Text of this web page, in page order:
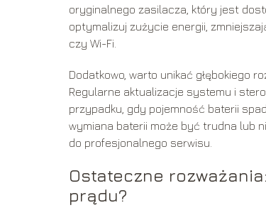
oryginalnego zasilacza, który jest
optymalizuj zużycie energii,
czy Wi-Fi.
Dodatkowo, warto unikać głębokiego
Regularne aktualizacje systemu i
przypadku, gdy pojemność baterii
wymiana baterii może być trudna lub
do profesjonalnego serwisu.
Ostateczne
prądu?